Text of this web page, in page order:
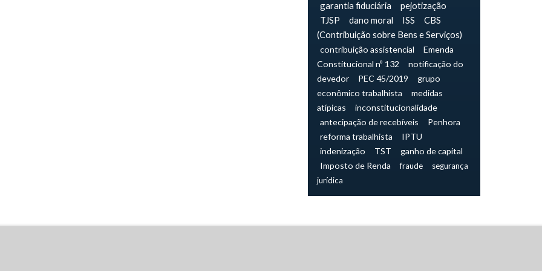
garantia fiduciária
pejotização
TJSP
dano moral ISS
CBS
(Contribuição sobre Bens e Serviços)
contribuição assistencial
Emenda
Constitucional nº 132
notificação do
devedor
PEC 45/2019
grupo
econômico trabalhista
medidas
atípicas
inconstitucionalidade
antecipação de recebíveis
Penhora
reforma trabalhista
IPTU
indenização
TST
ganho de capital
Imposto de Renda
fraude
segurança
jurídica